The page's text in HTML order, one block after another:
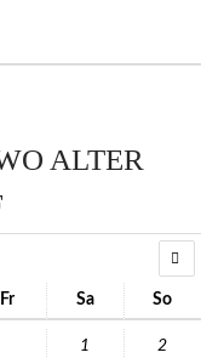
ALTER
Fr Sa So
1 2